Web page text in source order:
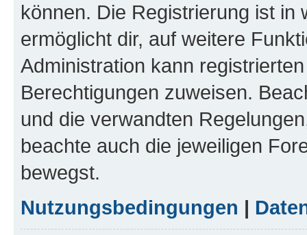
können. Die Registrierung ist in
ermöglicht dir, auf weitere
Administration kann
Berechtigungen zuweisen.
und die verwandten
beachte auch die jeweiligen
bewegst.
Nutzungsbedingungen |